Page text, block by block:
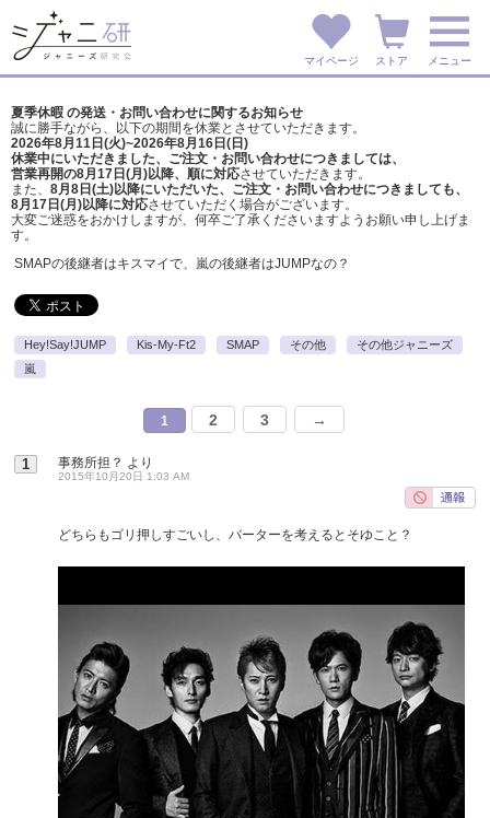
マイページ ストア メニュー
夏季休暇 の発送・お問い合わせに関するお知らせ
誠に勝手ながら、以下の期間を休業とさせていただきます。
2026年8月11日(火)~2026年8月16日(日)
休業中にいただきました、ご注文・お問い合わせにつきましては、
営業再開の8月17日(月)以降、順に対応させていただきます。
また、 8月8日(土)以降にいただいた、ご注文・ お問い合わせにつきましても、
8月17日(月)以降に対応させていただく場合がございます。
大変ご迷惑をおかけしますが、 何卒ご了承くださいますようお願い申し上げま
す。
SMAPの後継者はキスマイで、嵐の後継者はJUMPなの？
Hey!Say!JUMP Kis-My-Ft2 SMAP その他
その他ジャニーズ
嵐
1 2 3 →
1 事務所担？ より
2015年10月20日 1:03 AM
どちらもゴリ押しすごいし、バーターを考えるとそゆこと？